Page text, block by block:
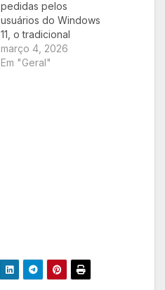
pedidas pelos
usuários do Windows
11, o tradicional
recurso de arrastar e
soltar arquivos e
março 4, 2026
Em "Geral"